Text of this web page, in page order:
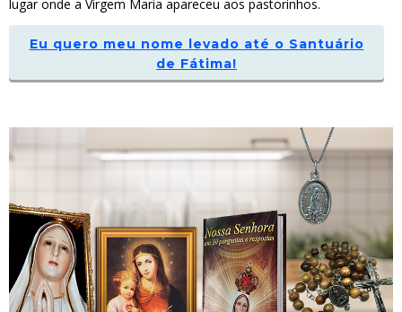
lugar onde a Virgem Maria apareceu aos pastorinhos.
Eu quero meu nome levado até o Santuário
de Fátima!